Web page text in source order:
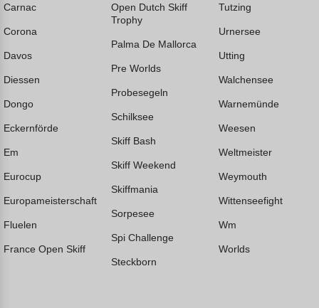
Carnac
Corona
Davos
Diessen
Dongo
Eckernförde
Em
Eurocup
Europameisterschaft
Fluelen
France Open Skiff
Open Dutch Skiff
Trophy
Palma De Mallorca
Pre Worlds
Probesegeln
Schilksee
Skiff Bash
Skiff Weekend
Skiffmania
Sorpesee
Spi Challenge
Steckborn
Tutzing
Urnersee
Utting
Walchensee
Warnemünde
Weesen
Weltmeister
Weymouth
Wittenseefight
Wm
Worlds